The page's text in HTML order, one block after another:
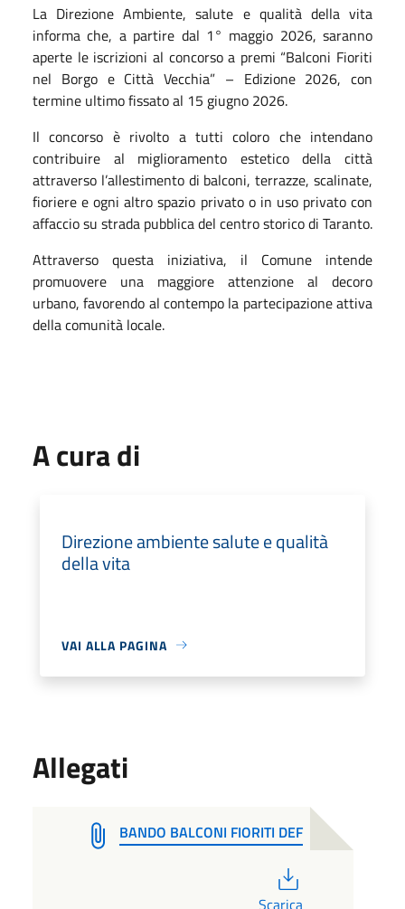
La Direzione Ambiente, salute e qualità della vita
informa che, a partire dal 1° maggio 2026, saranno
aperte le iscrizioni al concorso a premi “Balconi Fioriti
nel Borgo e Città Vecchia” – Edizione 2026, con
termine ultimo fissato al 15 giugno 2026.
Il concorso è rivolto a tutti coloro che intendano
contribuire al miglioramento estetico della città
attraverso l’allestimento di balconi, terrazze, scalinate,
fioriere e ogni altro spazio privato o in uso privato con
affaccio su strada pubblica del centro storico di Taranto.
Attraverso questa iniziativa, il Comune intende
promuovere una maggiore attenzione al decoro
urbano, favorendo al contempo la partecipazione attiva
della comunità locale.
A cura di
Direzione ambiente salute e qualità
della vita
VAI ALLA PAGINA
Allegati
BANDO BALCONI FIORITI DEF
Scarica